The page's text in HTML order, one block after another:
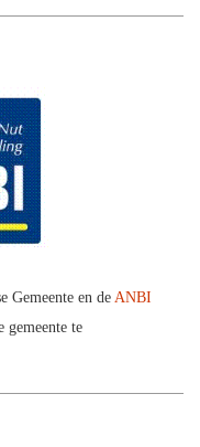
Gemeente en de ANBI
gemeente te